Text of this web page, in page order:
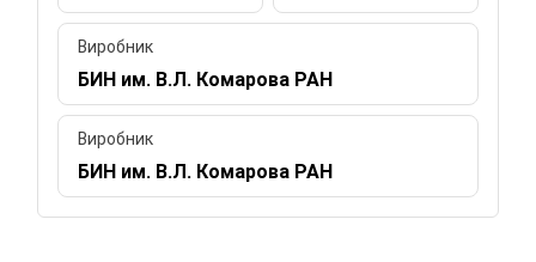
Виробник
БИН им. В.Л. Комарова РАН
Виробник
БИН им. В.Л. Комарова РАН